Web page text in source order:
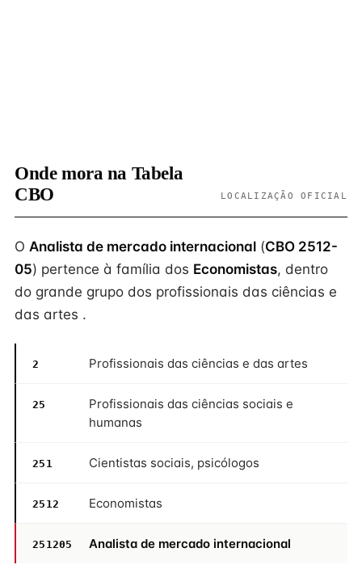
Onde mora na Tabela
CBO
LOCALIZAÇÃO OFICIAL
O Analista de mercado internacional (CBO 2512-
05) pertence à família dos Economistas, dentro
do grande grupo dos profissionais das ciências e
das artes .
2 Profissionais das ciências e das artes
25
Profissionais das ciências sociais e
humanas
251 Cientistas sociais, psicólogos
2512 Economistas
251205 Analista de mercado internacional